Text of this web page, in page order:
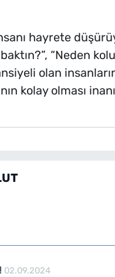
hayrete
“Neden
olan
kolay olması
02.09.2024